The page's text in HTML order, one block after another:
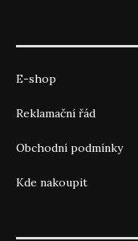
E-shop
Reklamační řád
Obchodní podmínky
Kde nakoupit